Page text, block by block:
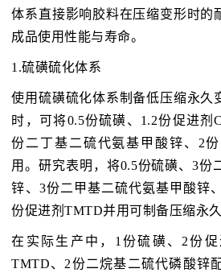
体系直接影响胶料在压缩变形时的
成品使用性能与寿命。
1.硫磺硫化体系
使用硫磺硫化体系制备低压缩永久
时，可将0.5份硫磺、1.2份促进剂
份二丁基二硫代氨基甲酸锌、2
用。研究表明，将0.5份硫磺、3份
锌、3份二甲基二硫代氨基甲酸锌
份促进剂TMTD并用可制备压缩永
在实际生产中，1份硫磺、2份促
TMTD、2份二烷基二硫代磷酸锌